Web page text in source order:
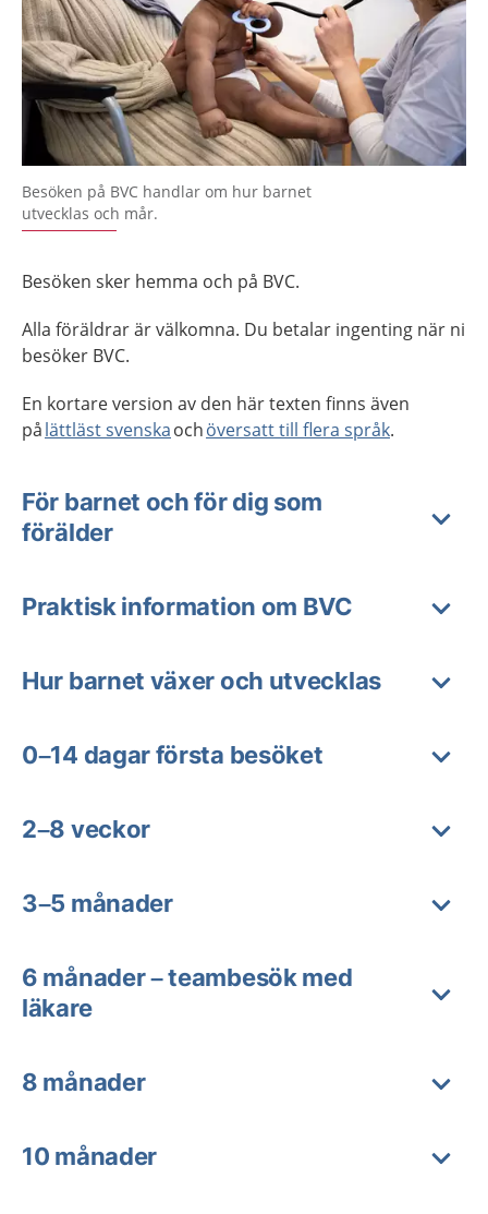
Besöken på BVC handlar om hur barnet
utvecklas och mår.
Besöken sker hemma och på BVC.
Alla föräldrar är välkomna. Du betalar ingenting när ni
besöker BVC.
En kortare version av den här texten finns även
pålättläst svenskaochöversatt till flera språk.
För barnet och för dig som
förälder
Praktisk information om BVC
Hur barnet växer och utvecklas
0–14 dagar första besöket
2–8 veckor
3–5 månader
6 månader – teambesök med
läkare
8 månader
10 månader